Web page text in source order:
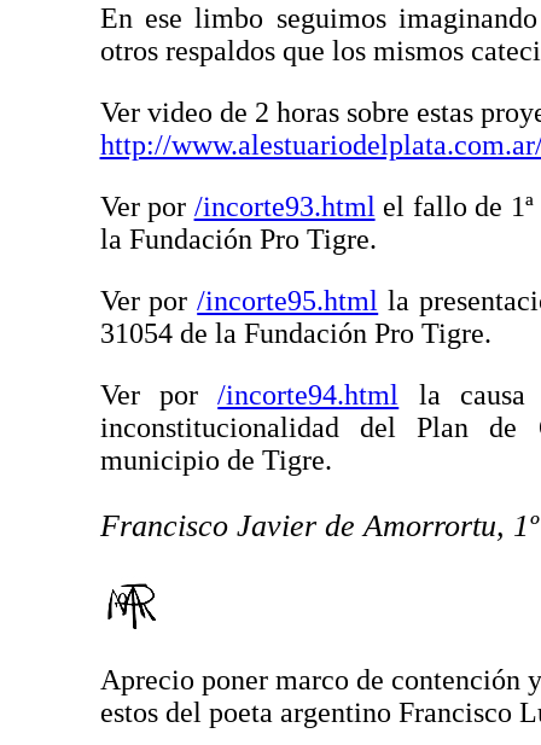
En ese limbo seguimos
otros respaldos que los mismos
Ver video de 2 horas sobre estas
http://
Ver por /incorte93.html el fallo de
la Fundación Pro Tigre.
Ver por/incorte95.html la
31054 de la Fundación Pro Tigre.
Ver por/incorte94.html la causa
inconstitucionalidad del Plan de
municipio de Tigre.
Francisco Javier de Amorrortu,
Aprecio poner marco de contención
estos del poeta argentino Francisco